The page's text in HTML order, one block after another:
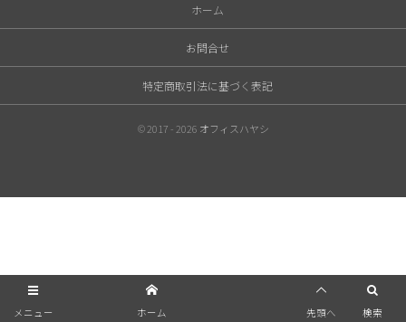
ホーム
お問合せ
特定商取引法に基づく表記
© 2017 - 2026 オフィスハヤシ
メニュー 検索
ホーム 先頭へ